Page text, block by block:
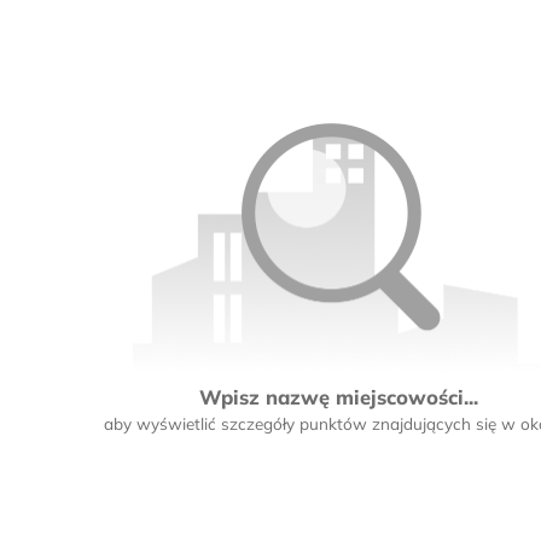
Wpisz nazwę miejscowości...
aby wyświetlić szczegóły punktów znajdujących się w